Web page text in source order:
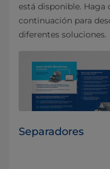
está disponible. Haga
continuación para
diferentes soluciones.
Separadores